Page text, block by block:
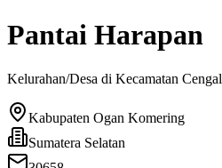
Pantai Harapan
Kelurahan/Desa di Kecamatan Cengal
Kabupaten Ogan Komering
Sumatera Selatan